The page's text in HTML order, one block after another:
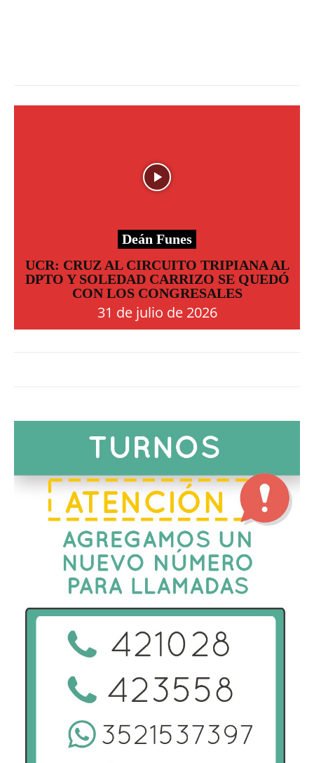
Deán Funes
UCR: CRUZ AL CIRCUITO TRIPIANA AL
DPTO Y SOLEDAD CARRIZO SE QUEDÓ
CON LOS CONGRESALES
31 de julio de 2026